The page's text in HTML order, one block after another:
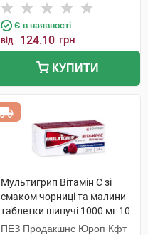
Є в наявності
від 124.10 грн
КУПИТИ
Мультигрип Вітамін С зі
смаком чорниці та малини
таблетки шипучі 1000 мг 10
шт
ПЕЗ Продакшнс Юроп Кфт